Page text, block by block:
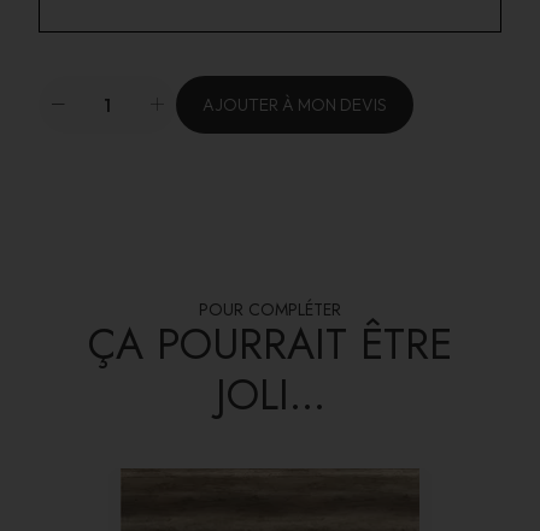
AJOUTER À MON DEVIS
POUR COMPLÉTER
ÇA POURRAIT ÊTRE
JOLI...